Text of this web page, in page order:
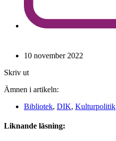
10 november 2022
Skriv ut
Ämnen i artikeln:
Bibliotek, DIK, Kulturpolitik
Liknande läsning: